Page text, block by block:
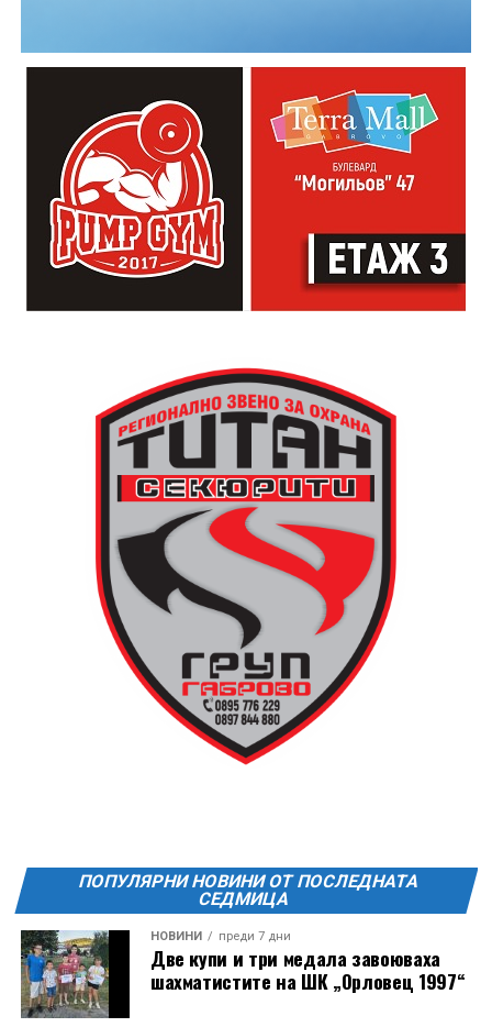
„Часовниковата кула има изключително силно
регулира времето. Тя е и форма на справедливост и
именно тя прави едно населено място град“,
коментира Симеонов.
Сто и пет години след построяването на първата
часовникова кула, механизмът ѝ е заменен с нов,
дело на двама тревненски майстори – Генчо Колев и
Христо Василев, през 1883 година. Той работи до
1945 година, когато самата кула е съборена. Нейното
жители, съхранено и предадено по-късно на
дряновския музей.
ПОПУЛЯРНИ НОВИНИ ОТ ПОСЛЕДНАТА
СЕДМИЦА
НОВИНИ преди 7 дни
Две купи и три медала завоюваха
шахматистите на ШК „Орловец 1997“